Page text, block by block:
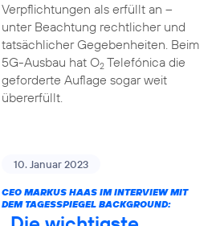
Verpflichtungen als erfüllt an –
unter Beachtung rechtlicher und
tatsächlicher Gegebenheiten. Beim
5G-Ausbau hat O2Telefónica die
geforderte Auflage sogar weit
übererfüllt.
10. Januar 2023
CEO MARKUS HAAS IM INTERVIEW MIT
DEM TAGESSPIEGEL BACKGROUND: